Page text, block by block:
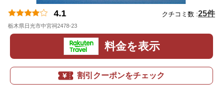
4.1 クチコミ数 :25件
栃木県日光市中宮祠2478-23
料金を表示
割引クーポンをチェック